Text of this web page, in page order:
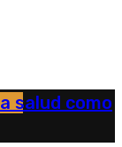
salud como